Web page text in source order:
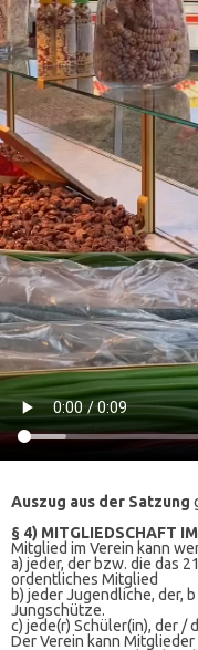
Auszug aus der Satzung
§ 4) MITGLIEDSCHAFT
Mitglied im Verein kann
a) jeder, der bzw. die das
ordentliches Mitglied
b) jeder Jugendliche, der,
Jungschütze.
c) jede(r) Schüler(in), der /
Der Verein kann